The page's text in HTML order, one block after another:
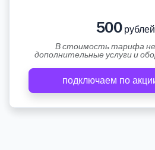
500
В стоимость тарифа
дополнительные услуги и
подключаем по